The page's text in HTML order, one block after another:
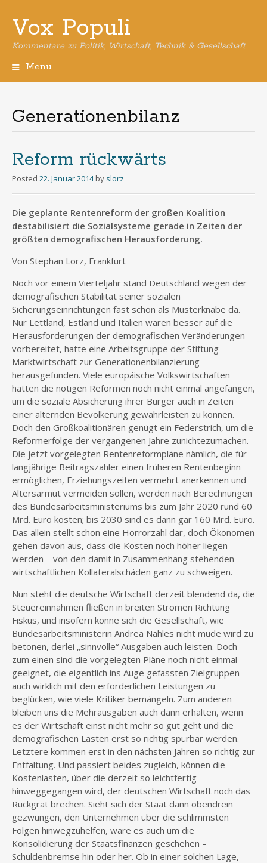
Vox Populi
Kommentare zu Politik, Wirtschaft, Technik & Gesellschaft
Menu
Generationenbilanz
Reform rückwärts
Posted 22. Januar 2014 by slorz
Die geplante Rentenreform der großen Koalition
destabilisiert die Sozialsysteme gerade in Zeiten der
größten demografischen Herausforderung.
Von Stephan Lorz, Frankfurt
Noch vor einem Vierteljahr stand Deutschland wegen der
demografischen Stabilität seiner sozialen
Sicherungseinrichtungen fast schon als Musterknabe da.
Nur Lettland, Estland und Italien waren besser auf die
Herausforderungen der demografischen Veränderungen
vorbereitet, hatte eine Arbeitsgruppe der Stiftung
Marktwirtschaft zur Generationenbilanzierung
herausgefunden. Viele europäische Volkswirtschaften
hatten die nötigen Reformen noch nicht einmal angefangen,
um die soziale Absicherung ihrer Bürger auch in Zeiten
einer alternden Bevölkerung gewährleisten zu können.
Doch den Großkoalitionären genügt ein Federstrich, um die
Reformerfolge der vergangenen Jahre zunichtezumachen.
Die jetzt vorgelegten Rentenreformpläne nämlich, die für
langjährige Beitragszahler einen früheren Rentenbeginn
ermöglichen, Erziehungszeiten vermehrt anerkennen und
Altersarmut vermeiden sollen, werden nach Berechnungen
des Bundesarbeitsministeriums bis zum Jahr 2020 rund 60
Mrd. Euro kosten; bis 2030 sind es dann gar 160 Mrd. Euro.
Das allein stellt schon eine Horrorzahl dar, doch Ökonomen
gehen davon aus, dass die Kosten noch höher liegen
werden – von den damit in Zusammenhang stehenden
wirtschaftlichen Kollateralschäden ganz zu schweigen.
Nun steht die deutsche Wirtschaft derzeit blendend da, die
Steuereinnahmen fließen in breiten Strömen Richtung
Fiskus, und insofern könne sich die Gesellschaft, wie
Bundesarbeitsministerin Andrea Nahles nicht müde wird zu
betonen, derlei „sinnvolle“ Ausgaben auch leisten. Doch
zum einen sind die vorgelegten Pläne noch nicht einmal
geeignet, die eigentlich ins Auge gefassten Zielgruppen
auch wirklich mit den erforderlichen Leistungen zu
beglücken, wie viele Kritiker bemängeln. Zum anderen
bleiben uns die Mehrausgaben auch dann erhalten, wenn
es der Wirtschaft einst nicht mehr so gut geht und die
demografischen Lasten erst so richtig spürbar werden.
Letztere kommen erst in den nächsten Jahren so richtig zur
Entfaltung. Und passiert beides zugleich, können die
Kostenlasten, über die derzeit so leichtfertig
hinweggegangen wird, der deutschen Wirtschaft noch das
Rückgrat brechen. Sieht sich der Staat dann obendrein
gezwungen, den Unternehmen über die schlimmsten
Folgen hinwegzuhelfen, wäre es auch um die
Konsolidierung der Staatsfinanzen geschehen –
Schuldenbremse hin oder her. Ob in einer solchen Lage,